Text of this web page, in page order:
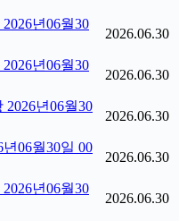
년06월30
2026.06.30
년06월30
2026.06.30
년06월30
2026.06.30
06월30일 00
2026.06.30
년06월30
2026.06.30